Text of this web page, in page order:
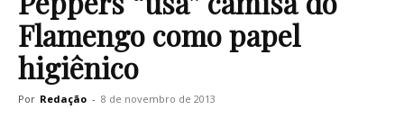
Flamengo como papel
higiênico
Por Redação - 8 de novembro de 2013